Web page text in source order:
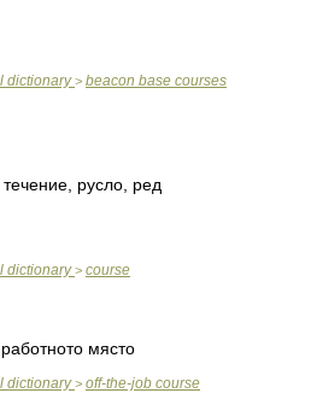
dictionary> beacon base courses
русло, ред
dictionary> course
място
dictionary> off-the-job course